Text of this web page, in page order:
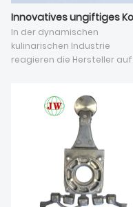
In der dynamischen
kulinarischen Industrie
reagieren die Hersteller auf
Vordergrund stehen
Aluminiumdruckguss- und
Antihaft-Kochgeschirr sowie
Grillzubehör und
Teflonpfannen. Die Suche
nach der besten ungiftigen
Antihaftpfanne hat zu
revolutionären Fortschritten